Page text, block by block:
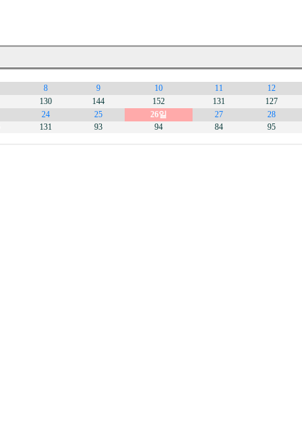
8 9 10 11 12
130 144 152 131 127
24 25 26일 27 28
131 93 94 84 95